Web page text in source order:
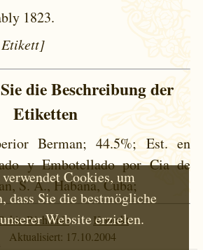
1823.
die Beschreibung der
Etiketten
Berman; 44.5%; Est. en
y Embotellado por Cia de
S. A., Habana, Cuba;
Richtlinie
Kontakt
Aktualisiert: 17.10.2004
Cookies, um
dass Sie die bestmögliche
Website erzielen.